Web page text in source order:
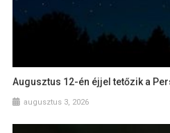
Augusztus 12-én éjjel tetőzik a
augusztus 3, 2026